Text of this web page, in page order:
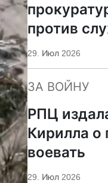
против
29. Июл 2026
ЗА ВОЙНУ
РПЦ
Кирилла о
воевать
29. Июл 2026